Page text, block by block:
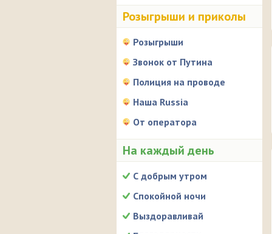
Розыгрыши и приколы
Розыгрыши
Звонок от Путина
Полиция на проводе
Наша Russia
От оператора
На каждый день
С добрым утром
Спокойной ночи
Выздоравливай